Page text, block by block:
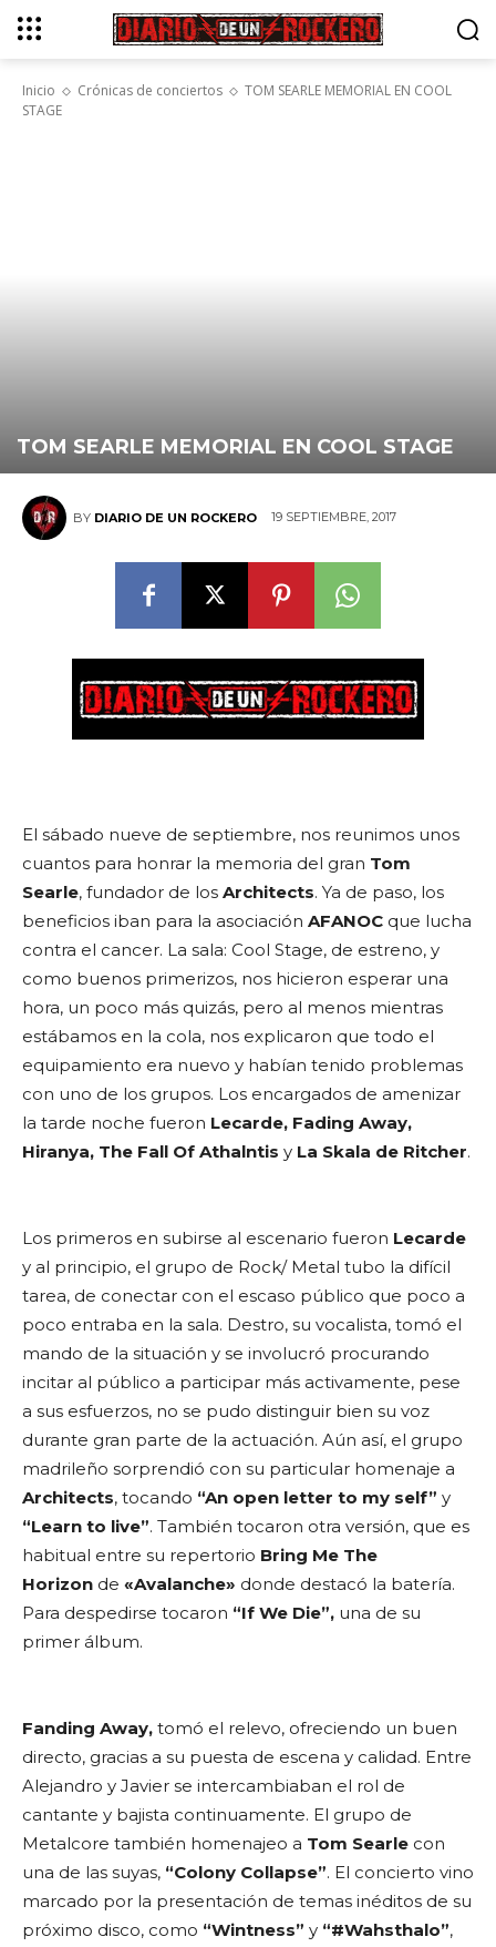
Inicio Crónicas de conciertos
TOM SEARLE MEMORIAL EN COOL
STAGE
TOM SEARLE MEMORIAL EN COOL STAGE
BY DIARIO DE UN ROCKERO 19 SEPTIEMBRE, 2017
El sábado nueve de septiembre, nos reunimos unos
cuantos para honrar la memoria del gran Tom
Searle, fundador de los Architects. Ya de paso, los
beneficios iban para la asociación AFANOC que lucha
contra el cancer. La sala: Cool Stage, de estreno, y
como buenos primerizos, nos hicieron esperar una
hora, un poco más quizás, pero al menos mientras
estábamos en la cola, nos explicaron que todo el
equipamiento era nuevo y habían tenido problemas
con uno de los grupos. Los encargados de amenizar
la tarde noche fueron Lecarde, Fading Away,
Hiranya, The Fall Of Athalntis y La Skala de Ritcher.
Los primeros en subirse al escenario fueron Lecarde
y al principio, el grupo de Rock/ Metal tubo la difícil
tarea, de conectar con el escaso público que poco a
poco entraba en la sala. Destro, su vocalista, tomó el
mando de la situación y se involucró procurando
incitar al público a participar más activamente, pese
a sus esfuerzos, no se pudo distinguir bien su voz
durante gran parte de la actuación. Aún así, el grupo
madrileño sorprendió con su particular homenaje a
Architects, tocando “An open letter to my self” y
“Learn to live”. También tocaron otra versión, que es
habitual entre su repertorio Bring Me The
Horizon de «Avalanche» donde destacó la batería.
Para despedirse tocaron “If We Die”, una de su
primer álbum.
Fanding Away, tomó el relevo, ofreciendo un buen
directo, gracias a su puesta de escena y calidad. Entre
Alejandro y Javier se intercambiaban el rol de
cantante y bajista continuamente. El grupo de
Metalcore también homenajeo a Tom Searle con
una de las suyas, “Colony Collapse”. El concierto vino
marcado por la presentación de temas inéditos de su
próximo disco, como “Wintness” y “#Wahsthalo”,